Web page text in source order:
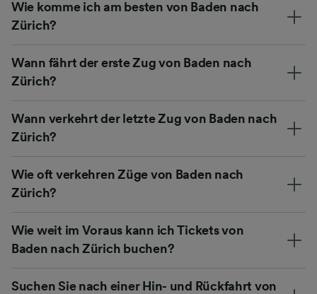
Wie komme ich am besten von Baden nach
Zürich?
Wann fährt der erste Zug von Baden nach
Zürich?
Wann verkehrt der letzte Zug von Baden nach
Zürich?
Wie oft verkehren Züge von Baden nach
Zürich?
Wie weit im Voraus kann ich Tickets von
Baden nach Zürich buchen?
Suchen Sie nach einer Hin- und Rückfahrt von